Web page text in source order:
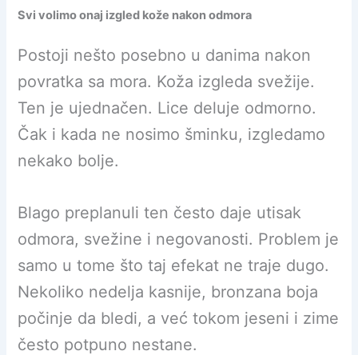
Svi volimo onaj izgled kože nakon odmora
Postoji nešto posebno u danima nakon
povratka sa mora. Koža izgleda svežije.
Ten je ujednačen. Lice deluje odmorno.
Čak i kada ne nosimo šminku, izgledamo
nekako bolje.
Blago preplanuli ten često daje utisak
odmora, svežine i negovanosti. Problem je
samo u tome što taj efekat ne traje dugo.
Nekoliko nedelja kasnije, bronzana boja
počinje da bledi, a već tokom jeseni i zime
često potpuno nestane.